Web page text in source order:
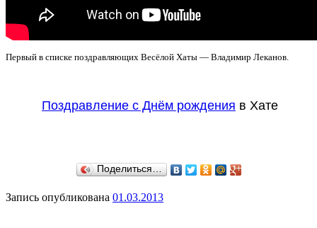
Первый в списке поздравляющих Весёлой Хаты — Владимир Леканов.
Поздравление с Днём рождения в Хате
Поделиться…
Запись опубликована 01.03.2013